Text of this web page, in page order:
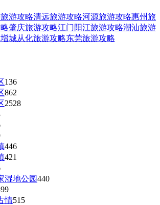
游攻略清远旅游攻略河源旅游攻略惠州旅
肇庆旅游攻略江门阳江旅游攻略潮汕旅游
增城从化旅游攻略东莞旅游攻略
136
862
2528
446
421
湿地公园440
情515